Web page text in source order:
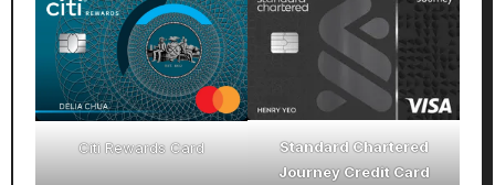
Citi Rewards Card
Standard Chartered
Journey Credit Card